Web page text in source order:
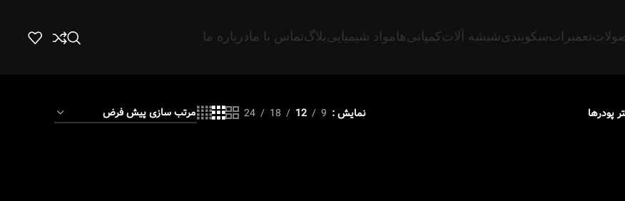
تعمیراتسکوبندیشیشه آلاتکمپانی‌ها مواد شیمیاییبلاگتماس با مادرباره ما
پودرها نمایش 9
12
18
24